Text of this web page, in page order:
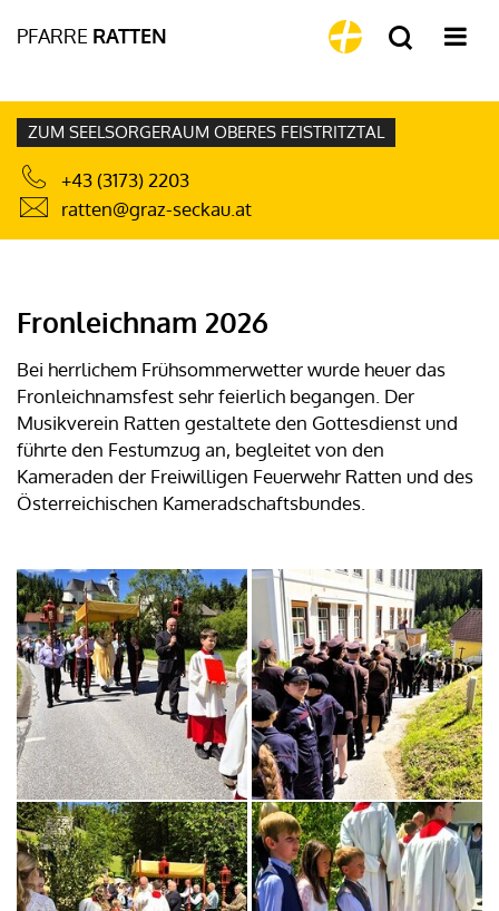
PFARRE RATTEN
ZUM SEELSORGERAUM OBERES FEISTRITZTAL
+43 (3173) 2203
ratten@graz-seckau.at
Fronleichnam 2026
Bei herrlichem Frühsommerwetter wurde heuer das
Fronleichnamsfest sehr feierlich begangen. Der
Musikverein Ratten gestaltete den Gottesdienst und
führte den Festumzug an, begleitet von den
Kameraden der Freiwilligen Feuerwehr Ratten und des
Österreichischen Kameradschaftsbundes.